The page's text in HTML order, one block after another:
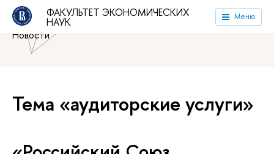
ФАКУЛЬТЕТ ЭКОНОМИЧЕСКИХ
НАУК Меню
Национальный исследовательский университет «Высшая
школа экономики»
Факультет экономических наук
Новости
Тема «аудиторские услуги»